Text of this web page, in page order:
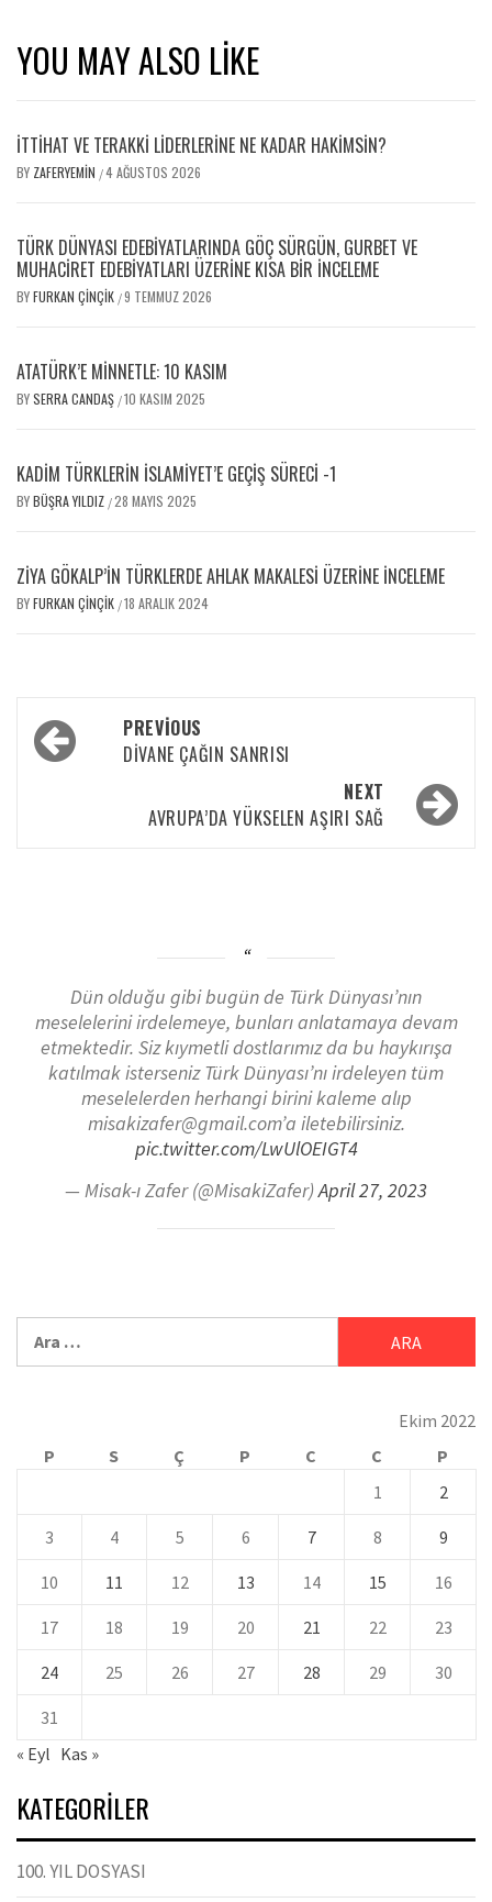
YOU MAY ALSO LIKE
İTTİHAT VE TERAKKİ LİDERLERİNE NE KADAR HAKİMSİN?
BY ZAFERYEMIN /4 AĞUSTOS 2026
TÜRK DÜNYASI EDEBİYATLARINDA GÖÇ SÜRGÜN, GURBET VE
MUHACİRET EDEBİYATLARI ÜZERİNE KISA BİR İNCELEME
BYFURKAN ÇINÇIK /9 TEMMUZ 2026
ATATÜRK’E MINNETLE: 10 KASIM
BYSERRA CANDAŞ /10 KASIM 2025
KADIM TÜRKLERIN İSLAMIYET’E GEÇIŞ SÜRECI -1
BYBÜŞRA YILDIZ /28 MAYIS 2025
ZIYA GÖKALP’IN TÜRKLERDE AHLAK MAKALESI ÜZERINE İNCELEME
BYFURKAN ÇINÇIK /18 ARALIK 2024
PREVIOUS
DİVANE ÇAĞIN SANRISI
NEXT
AVRUPA’DA YÜKSELEN AŞIRI SAĞ
Dün olduğu gibi bugün de Türk Dünyası’nın
meselelerini irdelemeye, bunları anlatamaya devam
etmektedir. Siz kıymetli dostlarımız da bu haykırışa
katılmak isterseniz Türk Dünyası’nı irdeleyen tüm
meselelerden herhangi birini kaleme alıp
misakizafer@gmail.com’a iletebilirsiniz.
pic.twitter.com/LwUlOEIGT4
— Misak-ı Zafer (@MisakiZafer)April 27, 2023
Ekim 2022
P
S Ç P C C
P
1
2
3 4 5 6 7 8 9
10 11 12 13 14 15 16
17 18 19 20 21 22 23
24 25 26 27 28 29 30
31
« Eyl Kas »
KATEGORILER
100. YIL DOSYASI